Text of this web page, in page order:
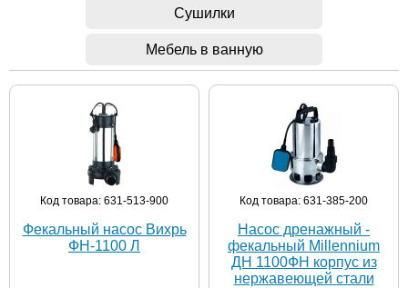
Сушилки
Мебель в ванную
Код товара: 631-513-900
Фекальный насос Вихрь
ФН-1100 Л
Код товара: 631-385-200
Насос дренажный -
фекальный Millennium
ДН 1100ФН корпус из
нержавеющей стали